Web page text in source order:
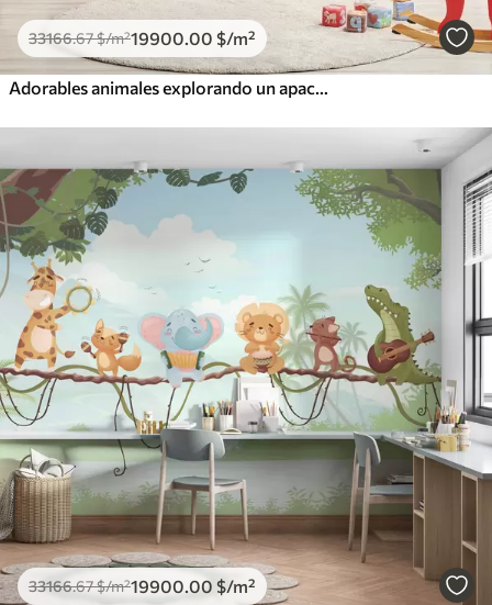
33166.67$/m²19900.00 $/m²
Adorables animales explorando un apacible bosque
33166.67$/m²19900.00 $/m²